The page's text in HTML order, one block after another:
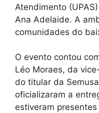
Atendimento
Ana Adelaide. A
comunidades do
O evento contou
Léo Moraes, da
do titular da
oficializaram a
estiveram